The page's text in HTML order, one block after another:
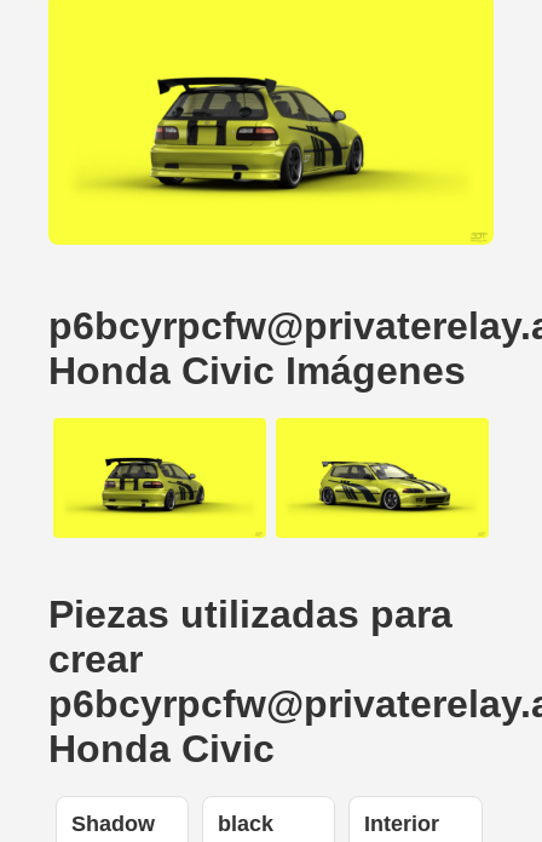
Honda Civic Imágenes
Piezas utilizadas para
crear
Honda Civic
Shadow black Interior